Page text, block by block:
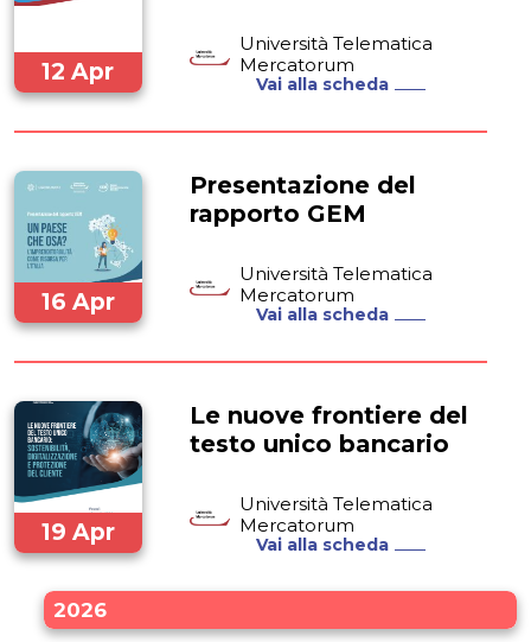
12 Apr
Università Telematica
Mercatorum
Vai alla scheda
16 Apr
Presentazione del
rapporto GEM
Università Telematica
Mercatorum
Vai alla scheda
19 Apr
Le nuove frontiere del
testo unico bancario
Università Telematica
Mercatorum
Vai alla scheda
2026